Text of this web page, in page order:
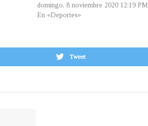
domingo, 8 noviembre 2020 12:19 PM
En «Deportes»
Tweet